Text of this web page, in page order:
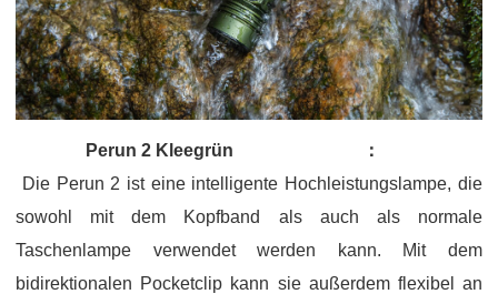
Perun 2 Kleegrün
：
Die Perun 2 ist eine intelligente Hochleistungslampe, die
sowohl mit dem Kopfband als auch als normale
Taschenlampe verwendet werden kann. Mit dem
bidirektionalen Pocketclip kann sie außerdem flexibel an